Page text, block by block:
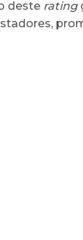
deste rating